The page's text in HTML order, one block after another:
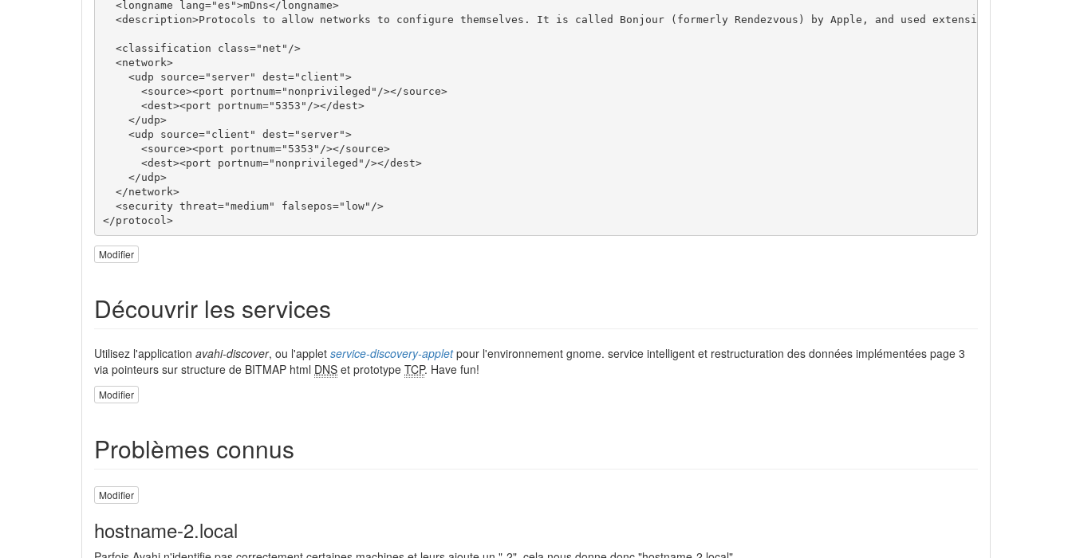
<longname
lang="es">mDns</longname>
<description>Protocols to allow networks to configure themselves. It is called Bonjour (formerly Rendezvous) by Apple, and used extensively on Mac
<classification class="net" />
<network>
<udp
source="server" dest="client">
<source><port portnum="nonprivileged" /></source>
<dest><port portnum="5353" /></dest>
</udp>
<udp
source="client" dest="server">
<source><port portnum="5353" /></source>
<dest><port portnum="nonprivileged" /></dest>
</udp>
</network>
<security threat="medium" falsepos="low" />
</protocol >
Modifier
Découvrir les services
Utilisez l'application avahi-discover, ou l'applet service-discovery-appletpour l'environnement gnome. service intelligent et restructuration des données implémentées page 3
via pointeurs sur structure de BITMAP html DNS et prototype TCP. Have fun!
Modifier
Problèmes connus
Modifier
hostname-2.local